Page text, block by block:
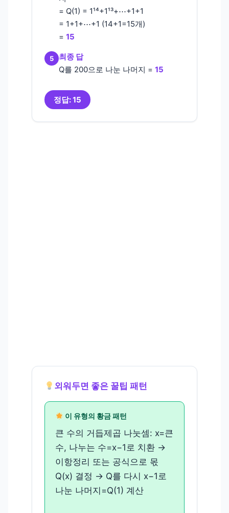
= Q(1) = 1¹⁴+1¹³+⋯+1+1
= 1+1+⋯+1 (14+1=15개)
= 15
5
최종 답
Q를 200으로 나눈 나머지 = 15
정답: 15
외워두면 좋은 꿀팁 패턴
이 유형의 황금 패턴
큰 수의 거듭제곱 나눗셈: x=큰
수, 나누는 수=x−1로 치환 →
이항정리 또는 공식으로 몫
Q(x) 결정 → Q를 다시 x−1로
나눈 나머지=Q(1) 계산